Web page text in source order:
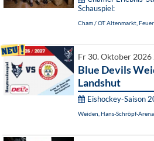
Schauspiel:
Cham / OT Altenmarkt,
Fr 30. Oktober
Blue Devils
Landshut
Eishockey-Saison
Weiden, Hans-Schröpf-